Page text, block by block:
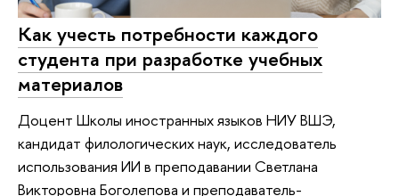
Как учесть потребности каждого
студента при разработке учебных
материалов
Доцент Школы иностранных языков НИУ ВШЭ,
кандидат филологических наук, исследователь
использования ИИ в преподавании Светлана
Викторовна Боголепова и преподаватель-